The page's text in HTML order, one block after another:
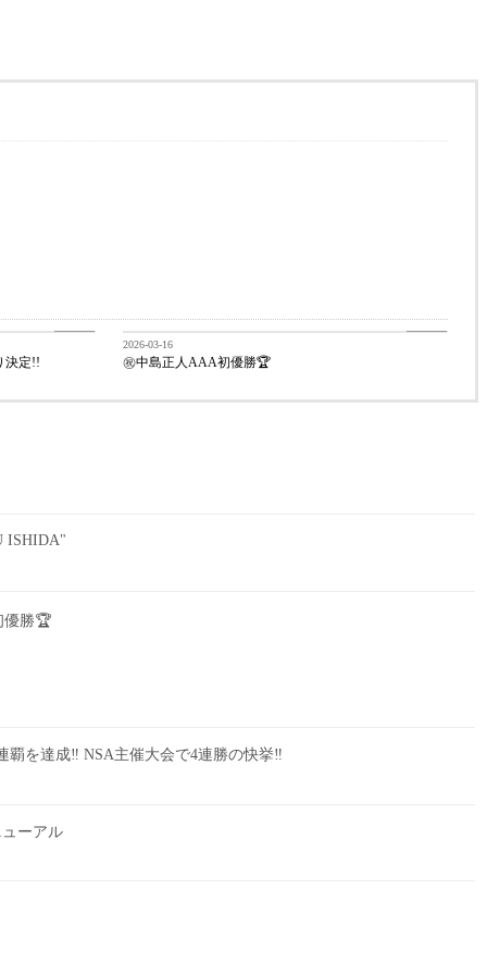
決定!!
2026-03-16
㊗️中島正人AAA初優勝🏆
ISHIDA"
優勝🏆
覇を達成‼︎ NSA主催大会で4連勝の快挙‼︎
ーアル